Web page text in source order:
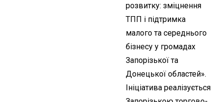
розвитку: зміцнення
ТПП і підтримка
малого та середнього
бізнесу у громадах
Запорізької та
Донецької областей».
Ініціатива реалізується